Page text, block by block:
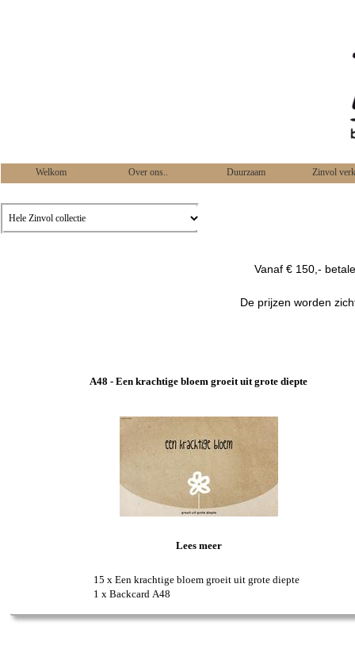
Welkom Over ons.. Duurzaam Zinvol
Vanaf € 150,-
De prijzen worden
A48 - Een krachtige bloem groeit uit grote diepte
Lees meer
15 x Een krachtige bloem groeit uit grote diepte
1 x Backcard A48